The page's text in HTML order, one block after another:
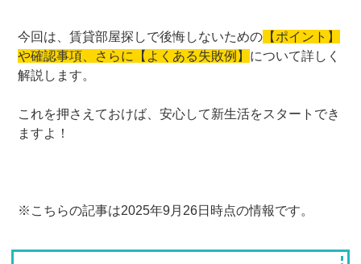
今回は、賃貸部屋探しで後悔しないための 【ポイント】
や確認事項、さらに【よくある失敗例】 について詳しく
解説します。
これを押さえておけば、安心して新生活をスタートでき
ますよ！
※こちらの記事は2025年9月26日時点の情報です。